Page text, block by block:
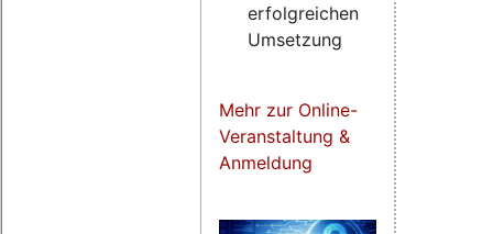
erfolgreichen
Umsetzung
Mehr zur Online-
Veranstaltung &
Anmeldung